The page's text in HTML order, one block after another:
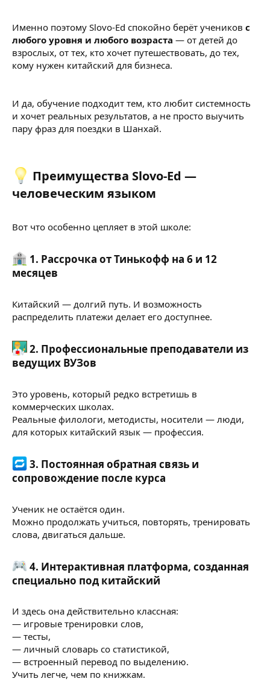
Именно поэтому Slovo-Ed спокойно берёт учеников с
любого уровня и любого возраста — от детей до
взрослых, от тех, кто хочет путешествовать, до тех,
кому нужен китайский для бизнеса.
И да, обучение подходит тем, кто любит системность
и хочет реальных результатов, а не просто выучить
пару фраз для поездки в Шанхай.
Преимущества Slovo-Ed —
человеческим языком​
Вот что особенно цепляет в этой школе:
1. Рассрочка от Тинькофф на 6 и 12
месяцев
Китайский — долгий путь. И возможность
распределить платежи делает его доступнее.
2. Профессиональные преподаватели из
ведущих ВУЗов
Это уровень, который редко встретишь в
коммерческих школах.
Реальные филологи, методисты, носители — люди,
для которых китайский язык — профессия.
3. Постоянная обратная связь и
сопровождение после курса
Ученик не остаётся один.
Можно продолжать учиться, повторять, тренировать
слова, двигаться дальше.
4. Интерактивная платформа, созданная
специально под китайский
И здесь она действительно классная:
— игровые тренировки слов,
— тесты,
— личный словарь со статистикой,
— встроенный перевод по выделению.
Учить легче, чем по книжкам.